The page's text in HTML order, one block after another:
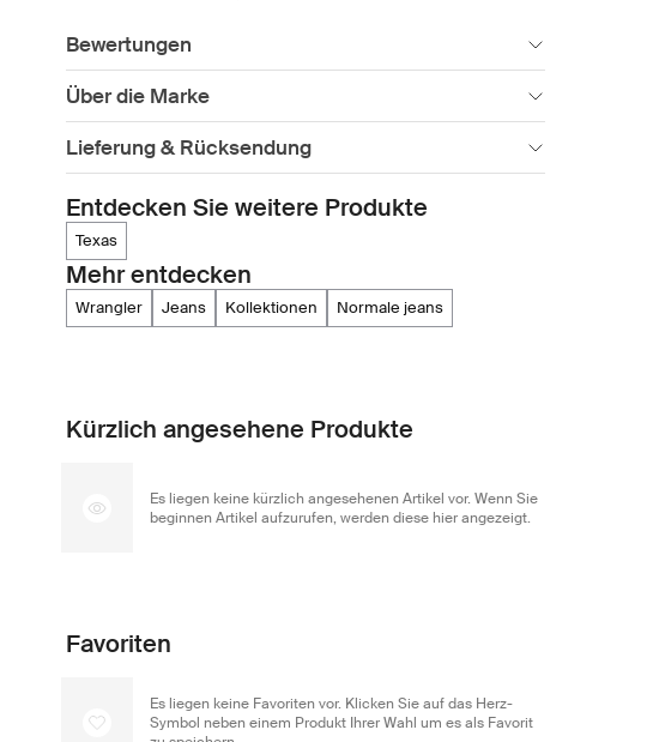
Bewertungen
Über die Marke
Lieferung & Rücksendung
Entdecken Sie weitere Produkte
texas
Mehr entdecken
wrangler jeans kollektionen normale jeans
Kürzlich angesehene Produkte
Es liegen keine kürzlich angesehenen Artikel vor. Wenn Sie
beginnen Artikel aufzurufen, werden diese hier angezeigt.
Favoriten
Es liegen keine Favoriten vor. Klicken Sie auf das Herz-
Symbol neben einem Produkt Ihrer Wahl um es als Favorit